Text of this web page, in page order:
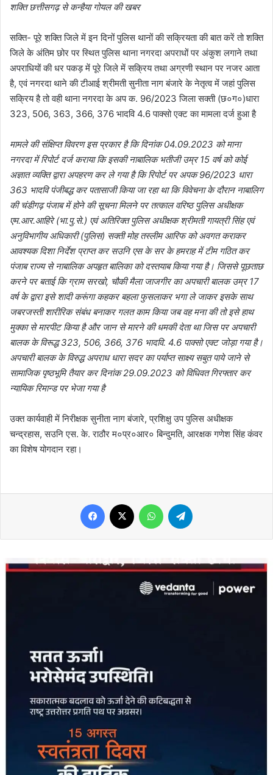
शक्ति छत्तीसगढ़ से कन्हैया गोयल की खबर
सक्ति- पूरे शक्ति जिले में इन दिनों पुलिस थानों की सक्रियता की बात करें तो शक्ति
जिले के अंतिम छोर पर स्थित पुलिस थाना नगरदा अपराधों पर अंकुश लगाने तथा
अपराधियों की धर पकड़ में पूरे जिले में सक्रिय तथा अग्रणी स्थान पर नजर आता
है, एवं नगरदा थाने की टीआई श्रीमती सुनीता नाग बंजारे के नेतृत्व में जहां पुलिस
सक्रिय है तो वही थाना नगरदा के अप क. 96/2023 जिला सक्ती (छ०ग०)धारा
323, 506, 363, 366, 376 भादवि 4.6 पाक्सो एक्ट का मामला दर्ज हुआ है
मामले की संक्षिप्त विवरण इस प्रकार है कि दिनांक 04.09.2023 को माना
नगरदा में रिपोर्ट दर्ज कराया कि इसकी नाबालिक भतीजी उम्र 15 वर्ष को कोई
अज्ञात व्यक्ति द्वारा अपहरण कर ले गया है कि रिपोर्ट पर अपक 96/2023 धारा
363 भादवि पंजीबद्ध कर पतासाजी किया जा रहा था कि विवेचना के दौरान नाबालिग
की चंडीगढ़ पंजाब में होने की सूचना मिलने पर तत्काल वरिष्ठ पुलिस अधीक्षक
एम.आर.आहिरे (भा.पु.से.) एवं अतिरिक्त पुलिस अधीक्षक श्रीमती गायत्री सिंह एवं
अनुविभागीय अधिकारी (पुलिस) सक्ती मोह तस्लीम आरिफ को अवगत कराकर
आवश्यक दिशा निर्देश प्राप्त कर सउनि एस के सर के हमराह में टीम गठित कर
पंजाब राज्य से नाबालिक अपहृत बालिका को दस्तयाब किया गया है। जिससे पूछताछ
करने पर बताई कि ग्राम सरखो, चौकी मैला जाजगीर का अपचारी बालक उम्र 17
वर्ष के द्वारा इसे शादी करूंगा कहकर बहला फुसलाकर भगा ले जाकर इसके साथ
जबरजस्ती शारीरिक संबंध बनाकर गलत काम किया जब वह मना की तो इसे हाथ
मुक्का से मारपीट किया है और जान से मारने की धमकी देता था जिस पर अपचारी
बालक के विरूद्ध 323, 506, 366, 376 भादवि. 4.6 पाक्सो एक्ट जोड़ा गया है।
अपचारी बालक के विरुद्ध अपराध धारा सदर का पर्याप्त साक्ष्य सबुत पाये जाने से
सामाजिक पृष्ठभूमि तैयार कर दिनांक 29.09.2023 को विधिवत गिरफ्तार कर
न्यायिक रिमान्ड पर भेजा गया है
उक्त कार्यवाही में निरीक्षक सुनीता नाग बंजारे, प्रशिक्षु उप पुलिस अधीक्षक
चन्द्रहास, सउनि एस. के. राठौर म०प्र०आर० बिन्दुमति, आरक्षक गणेश सिंह कंवर
का विशेष योगदान रहा।
Facebook WhatsApp